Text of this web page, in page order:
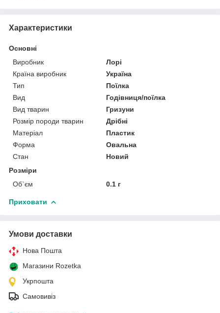
Характеристики
Основні
Виробник
Лорі
Країна виробник
Україна
Тип
Поїлка
Вид
Годівниця/поїлка
Вид тварин
Гризуни
Розмір породи тварин
Дрібні
Матеріал
Пластик
Форма
Овальна
Стан
Новий
Розміри
Об`єм
0.1 г
Приховати
Умови доставки
Нова Пошта
Магазини Rozetka
Укрпошта
Самовивіз